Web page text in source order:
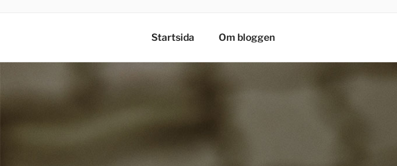
Startsida Om bloggen